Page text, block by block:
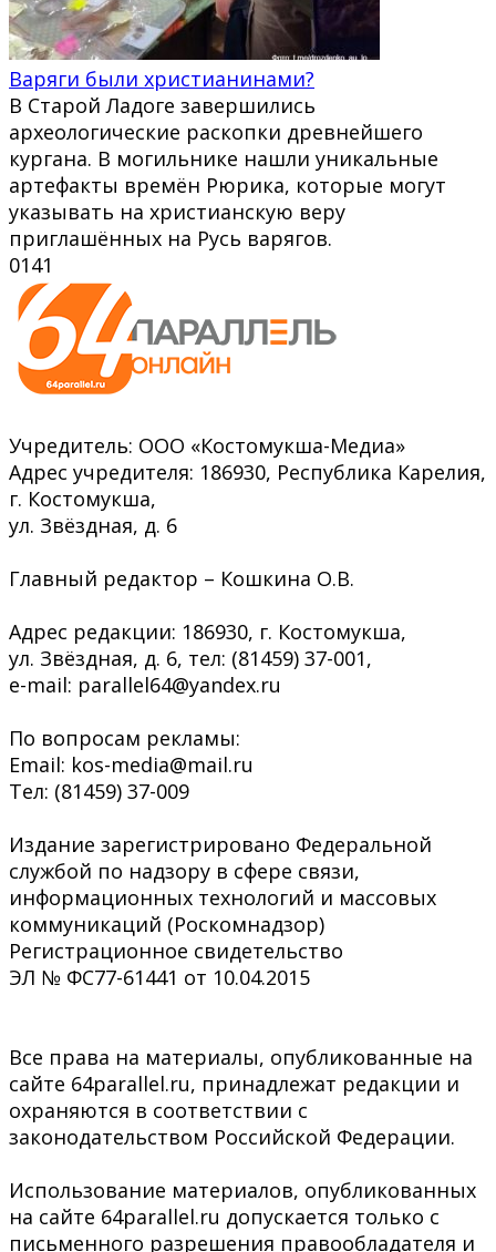
Варяги были христианинами?
В Старой Ладоге завершились
археологические раскопки древнейшего
кургана. В могильнике нашли уникальные
артефакты времён Рюрика, которые могут
указывать на христианскую веру
приглашённых на Русь варягов.
0141
Учредитель: ООО «Костомукша-Медиа»
Адрес учредителя: 186930, Республика Карелия,
г. Костомукша,
ул. Звёздная, д. 6
Главный редактор – Кошкина О.В.
Адрес редакции: 186930, г. Костомукша,
ул. Звёздная, д. 6, тел: (81459) 37-001,
e-mail: parallel64@yandex.ru
По вопросам рекламы:
Email: kos-media@mail.ru
Тел: (81459) 37-009
Издание зарегистрировано Федеральной
службой по надзору в сфере связи,
информационных технологий и массовых
коммуникаций (Роскомнадзор)
Регистрационное свидетельство
ЭЛ № ФС77-61441 от 10.04.2015
Все права на материалы, опубликованные на
сайте 64parallel.ru, принадлежат редакции и
охраняются в соответствии с
законодательством Российской Федерации.
Использование материалов, опубликованных
на сайте 64parallel.ru допускается только с
письменного разрешения правообладателя и